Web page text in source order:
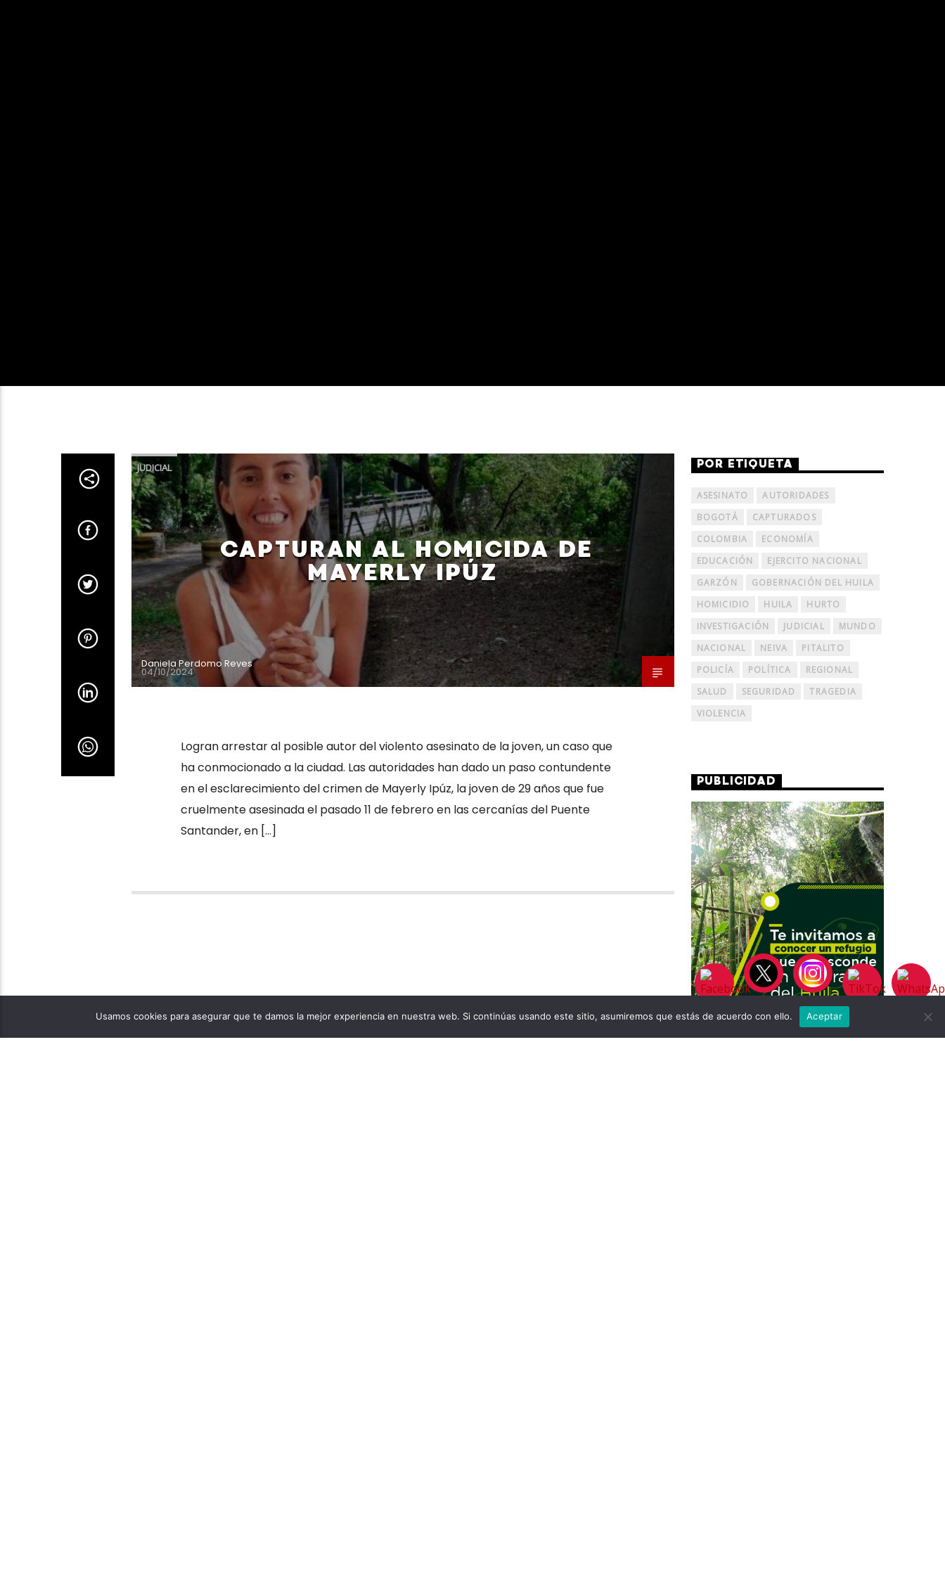
JUDICIAL
CAPTURAN AL HOMICIDA DE
MAYERLY IPÚZ
Daniela Perdomo Reyes
04/10/2024
Logran arrestar al posible autor del violento asesinato de la joven, un caso que
ha conmocionado a la ciudad. Las autoridades han dado un paso contundente
en el esclarecimiento del crimen de Mayerly Ipúz, la joven de 29 años que fue
cruelmente asesinada el pasado 11 de febrero en las cercanías del Puente
Santander, en […]
POR ETIQUETA
ASESINATO
AUTORIDADES
BOGOTÁ
CAPTURADOS
COLOMBIA
ECONOMÍA
EDUCACIÓN
EJERCITO NACIONAL
GARZÓN
GOBERNACIÓN DEL HUILA
HOMICIDIO
HUILA
HURTO
INVESTIGACIÓN
JUDICIAL
MUNDO
NACIONAL
NEIVA
PITALITO
POLICÍA
POLÍTICA
REGIONAL
SALUD
SEGURIDAD
TRAGEDIA
VIOLENCIA
PUBLICIDAD
Usamos cookies para asegurar que te damos la mejor experiencia en nuestra web. Si continúas usando este sitio, asumiremos que estás de acuerdo con ello. Aceptar